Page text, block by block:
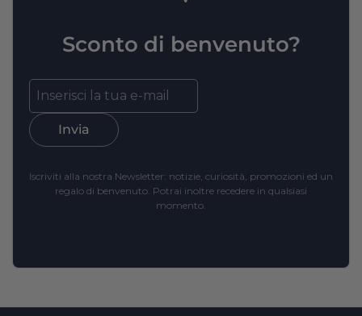
Sconto di benvenuto?
Invia
Iscriviti alla nostra Newsletter: notizie, curiosità, promozioni ed un
regalo di benvenuto. Potrai inoltre recedere in qualsiasi
momento.